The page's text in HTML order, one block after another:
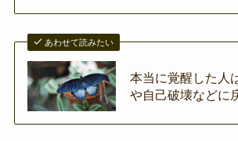
あわせて読みたい
本当に覚醒した人
や自己破壊などに